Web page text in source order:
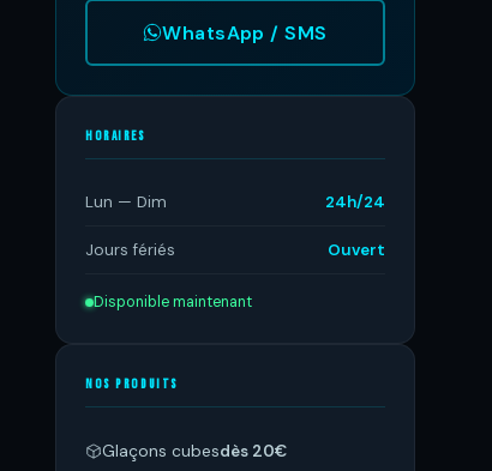
WhatsApp / SMS
HORAIRES
Lun — Dim 24h/24
Jours fériés Ouvert
Disponible maintenant
NOS PRODUITS
Glaçons cubesdès 20€